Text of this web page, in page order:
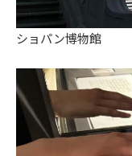
ショパン博物館